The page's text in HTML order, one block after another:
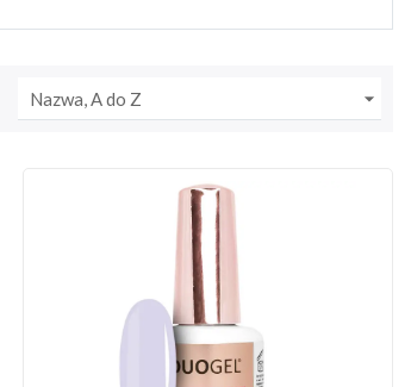
Nazwa, A do Z 